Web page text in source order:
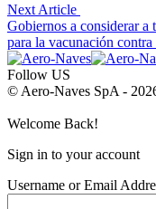
Next Article
Gobiernos a considerar a
para la vacunación
Follow US
© Aero-Naves SpA -
Welcome Back!
Sign in to your account
Username or Email